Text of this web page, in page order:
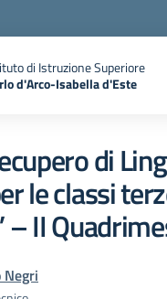
navigazione
di Istruzione Superiore
d'Arco-Isabella d'Este
di
le classi
– II